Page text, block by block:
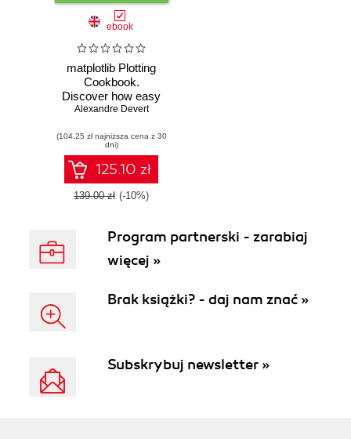
ebook
matplotlib Plotting
Cookbook.
Discover how easy
it can be to create
visualizations with
Python. This
cookbook includes
over sixty
matplotlib recipes
explanations to
produce plots of
Alexandre Devert
(104,25 zł najniższa cena z 30
dni)
125.10 zł
139.00 zł (-10%)
Program partnerski - zarabiaj
więcej »
Brak książki? - daj nam znać »
Subskrybuj newsletter »